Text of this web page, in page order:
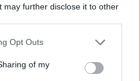
may further disclose it to other
uses one or more Google
behaviour. You may click to
and its third-party tags to
Opt Outs
of my
ΆΡΘΡΟ